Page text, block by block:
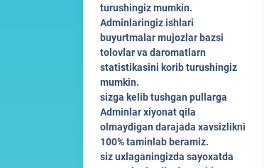
turushingiz mumkin.
Adminlaringiz ishlari
buyurtmalar mujozlar bazsi
tolovlar va daromatlarn
statistikasini korib turushingiz
mumkin.
sizga kelib tushgan pullarga
Adminlar xiyonat qila
olmaydigan darajada xavsizlikni
100% taminlab beramiz.
siz uxlaganingizda sayoxatda